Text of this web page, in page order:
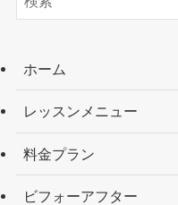
ホーム
レッスンメニュー
料金プラン
ビフォーアフター